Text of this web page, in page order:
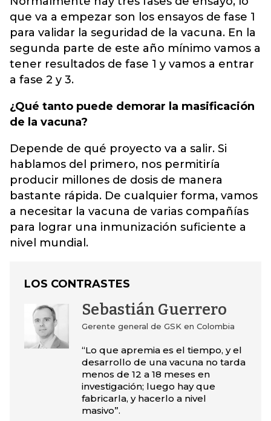
que va a empezar son los ensayos de fase 1
para validar la seguridad de la vacuna. En la
segunda parte de este año mínimo vamos a
tener resultados de fase 1 y vamos a entrar
a fase 2 y 3.
¿Qué tanto puede demorar la masificación
de la vacuna?
Depende de qué proyecto va a salir. Si
hablamos del primero, nos permitiría
producir millones de dosis de manera
bastante rápida. De cualquier forma, vamos
a necesitar la vacuna de varias compañías
para lograr una inmunización suficiente a
nivel mundial.
LOS CONTRASTES
Sebastián Guerrero
Gerente general de GSK en Colombia
“Lo que apremia es el tiempo, y el
desarrollo de una vacuna no tarda
menos de 12 a 18 meses en
investigación; luego hay que
fabricarla, y hacerlo a nivel
masivo”.